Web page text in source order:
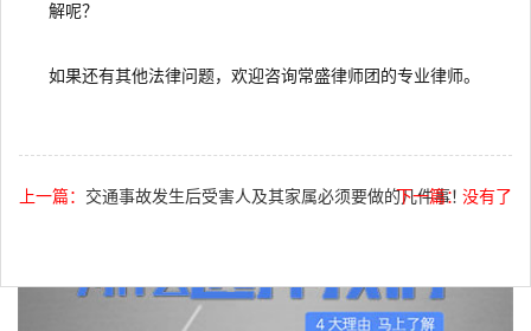
解呢？
如果还有其他法律问题，欢迎咨询常盛律师团的专业律师。
上一篇： 交通事故发生后受害人及其家属必须要做的几件事！
下一篇：没有了